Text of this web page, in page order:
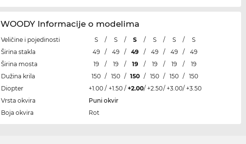
WOODY Informacije o modelima
Veličine i pojedinosti S / S / S / S / S /
S
Širina stakla
49 / 49 / 49 / 49 / 49 /
49
Širina mosta
19 / 19 / 19 / 19 / 19 /
19
Dužina krila
150 / 150 / 150 / 150 / 150 / 150
Diopter
+1.00 / +1.50 / +2.00/ +2.50/ +3.00/ +3.50
Vrsta okvira
Puni okvir
Boja okvira
Rot